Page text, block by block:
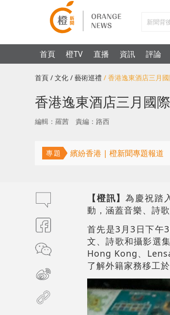
首頁 橙TV 直播 資訊 評論
首頁 / 文化 / 藝術巡禮 / 香港逸東酒店三月
香港逸東酒店三月國
編輯：羅茜 責編：路西
專題 繽紛香港 | 橙新聞專題報道
【橙訊】為慶祝踏
動，涵蓋音樂、詩
首先是3月3日下午
文、詩歌和攝影選
Hong Kong、
了解外籍家務移工